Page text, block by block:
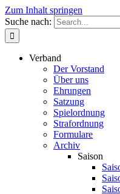
Zum Inhalt springen
Suche nach:
Verband
Der Vorstand
Über uns
Ehrungen
Satzung
Spielordnung
Strafordnung
Formulare
Archiv
Saison